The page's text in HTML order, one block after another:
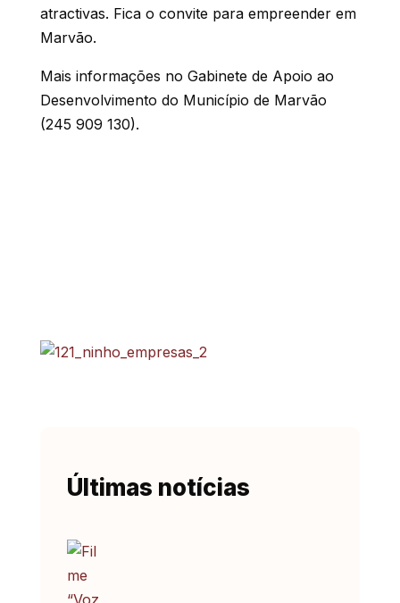
atractivas. Fica o convite para empreender em
Marvão.
Mais informações no Gabinete de Apoio ao
Desenvolvimento do Município de Marvão
(245 909 130).
Últimas notícias